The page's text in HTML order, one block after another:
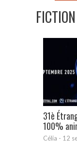
FICTION
31è
100%
Célia - 12